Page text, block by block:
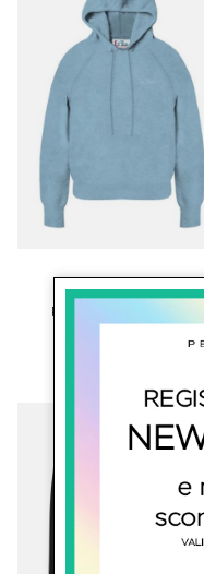
saint barth